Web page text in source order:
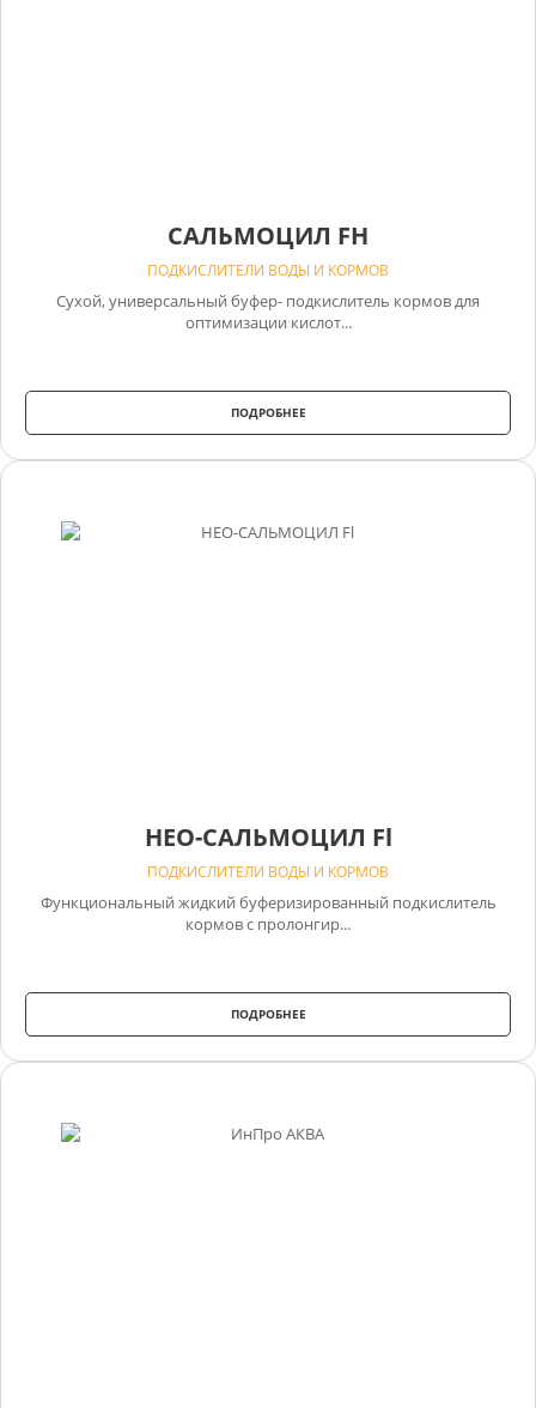
САЛЬМОЦИЛ FH
ПОДКИСЛИТЕЛИ ВОДЫ И КОРМОВ
Сухой, универсальный буфер- подкислитель кормов для
оптимизации кислот...
ПОДРОБНЕЕ
НЕО-САЛЬМОЦИЛ Fl
ПОДКИСЛИТЕЛИ ВОДЫ И КОРМОВ
Функциональный жидкий буферизированный подкислитель
кормов с пролонгир...
ПОДРОБНЕЕ